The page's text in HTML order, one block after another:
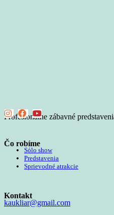
Profesionálne zábavné
Čo robíme
Sólo show
Predstavenia
Sprievodné atrakcie
Kontakt
kaukliar@gmail.com